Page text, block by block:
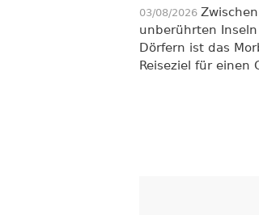
03/08/2026
unberührten
Dörfern ist das
Reiseziel für einen